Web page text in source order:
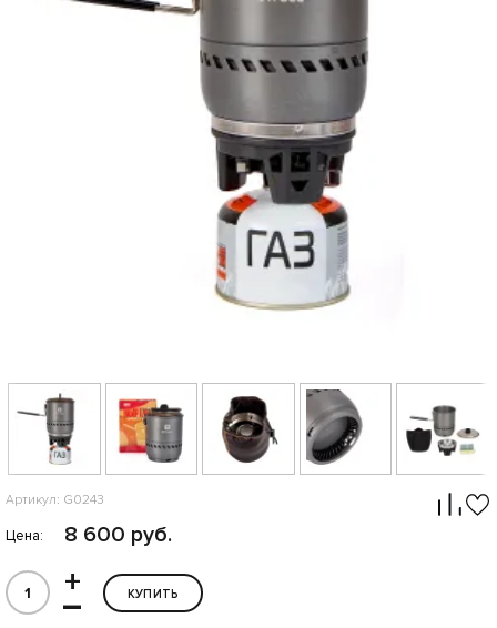
Артикул: G0243
Цена: 8 600 руб.
–
+ КУПИТЬ